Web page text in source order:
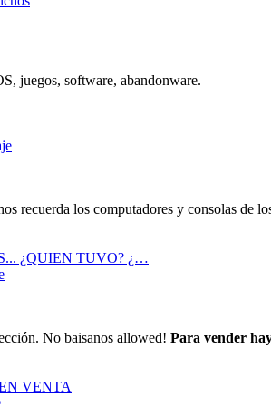
juegos, software, abandonware.
recuerda los computadores y consolas de
¿QUIEN TUVO? ¿…
No baisanos allowed! Para vender
VENTA